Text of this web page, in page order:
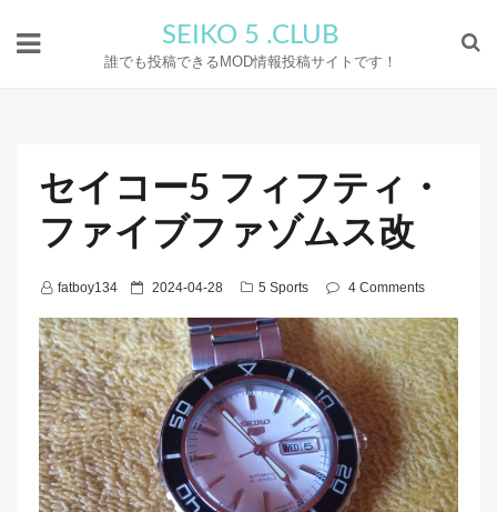
SEIKO 5 .CLUB
誰でも投稿できるMOD情報投稿サイトです！
セイコー5 フィフティ・
ファイブファゾムス改
fatboy134
P
s
t
e
d
o
n
2024-04-28 5 Sports 4 Comments